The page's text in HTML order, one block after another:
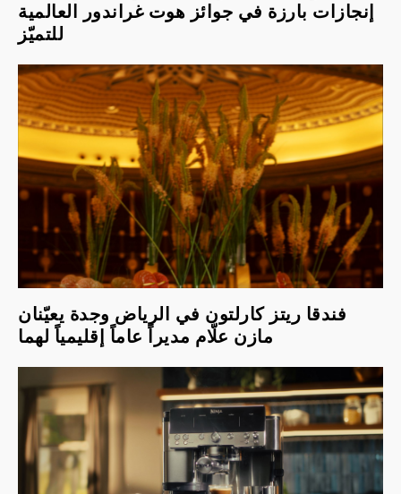
إنجازات بارزة في جوائز هوت غراندور العالمية
للتميّز
فندقا ريتز كارلتون في الرياض وجدة يعيّنان
مازن علّام مديراً عاماً إقليمياً لهما